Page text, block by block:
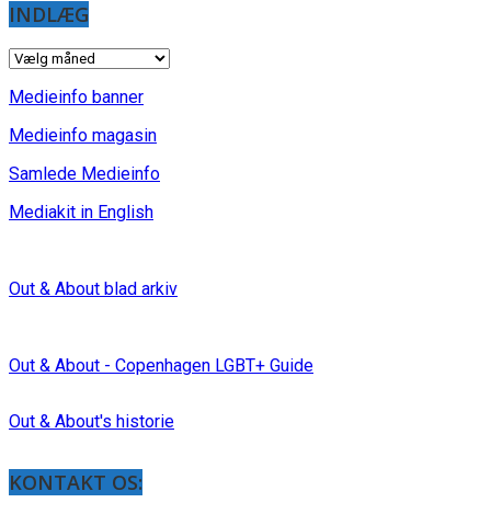
INDLÆG
INDLÆG
Medieinfo banner
Medieinfo magasin
Samlede Medieinfo
Mediakit in English
Out & About blad arkiv
Out & About - Copenhagen LGBT+ Guide
Out & About's historie
KONTAKT OS: